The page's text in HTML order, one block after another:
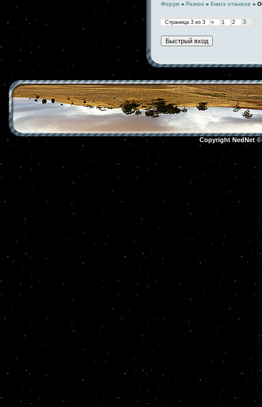
Форум » Разное » Книга отзывов »
Страница 3 из 3 « 1 2 3
Copyright NedNet